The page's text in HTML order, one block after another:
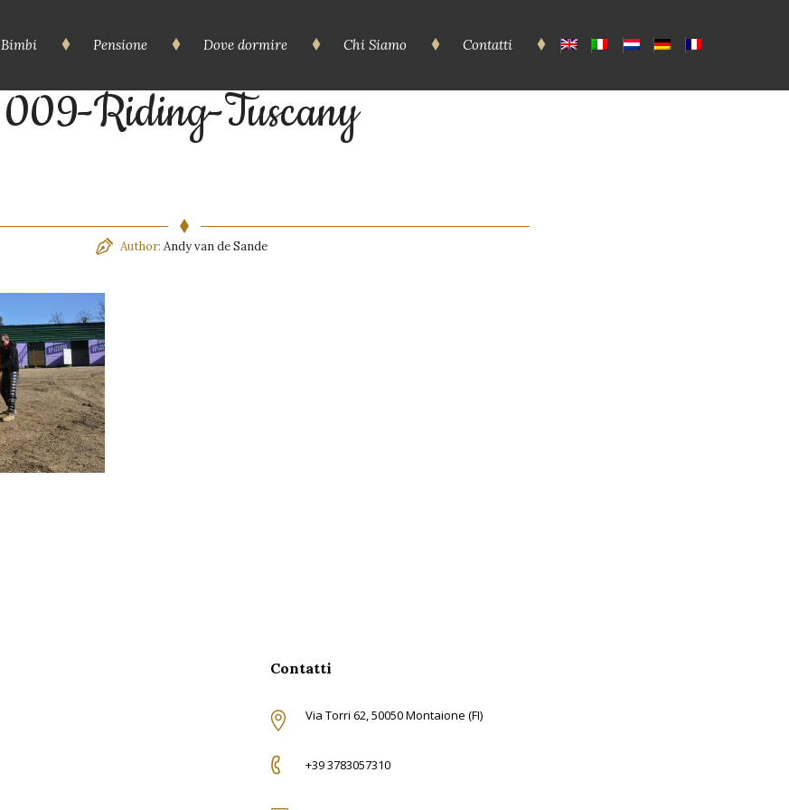
Bimbi Pensione Dove dormire Chi Siamo Contatti
009-Riding-Tuscany
Author: Andy van de Sande
Contatti
Via Torri 62, 50050 Montaione (FI)
+39 3783057310